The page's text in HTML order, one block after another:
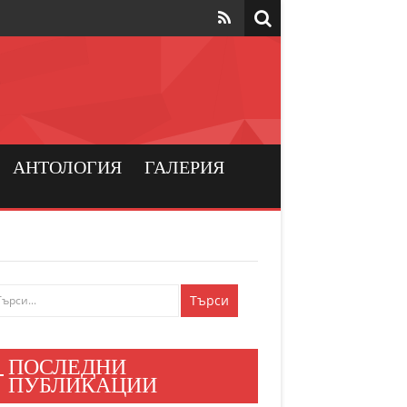
хората
мир
хора
АНТОЛОГИЯ
ГАЛЕРИЯ
ПОСЛЕДНИ
ПУБЛИКАЦИИ